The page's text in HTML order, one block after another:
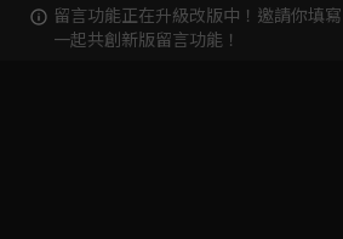
留言功能正在升級改版中！邀請你填寫
一起共創新版留言功能！